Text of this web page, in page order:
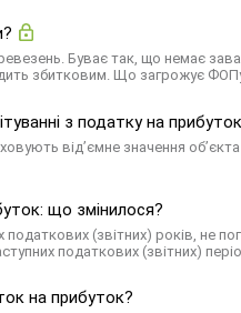
Буває так, що немає
збитковим. Що загрожує
з податку на
від’ємне значення
що змінилося?
(звітних) років, не
податкових (звітних)
на прибуток?